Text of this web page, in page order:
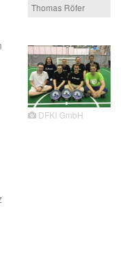
Thomas Röfer
DFKI GmbH